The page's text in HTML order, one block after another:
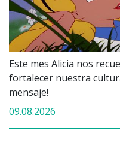
Este mes Alicia nos
fortalecer nuestra
mensaje!
09.08.2026